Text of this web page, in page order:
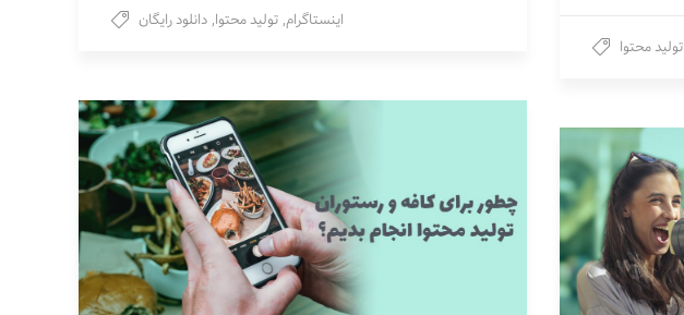
اینستاگرام, تولید محتوا, دانلود رایگان
تولید محتوا